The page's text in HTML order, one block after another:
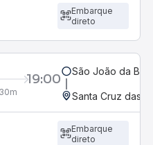
Embarque
direto
19:00 São João da Boa
Santa Cruz das
Embarque
direto